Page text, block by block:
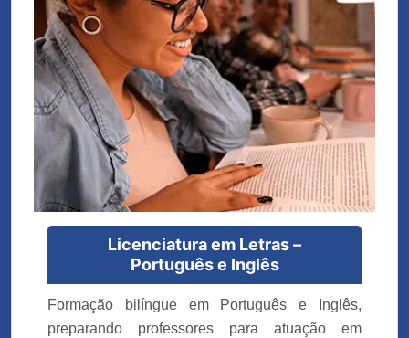
Licenciatura em Letras –
Português e Inglês
Formação bilíngue em Português e Inglês,
preparando professores para atuação em